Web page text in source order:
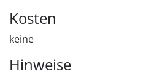
Kosten
keine
Hinweise